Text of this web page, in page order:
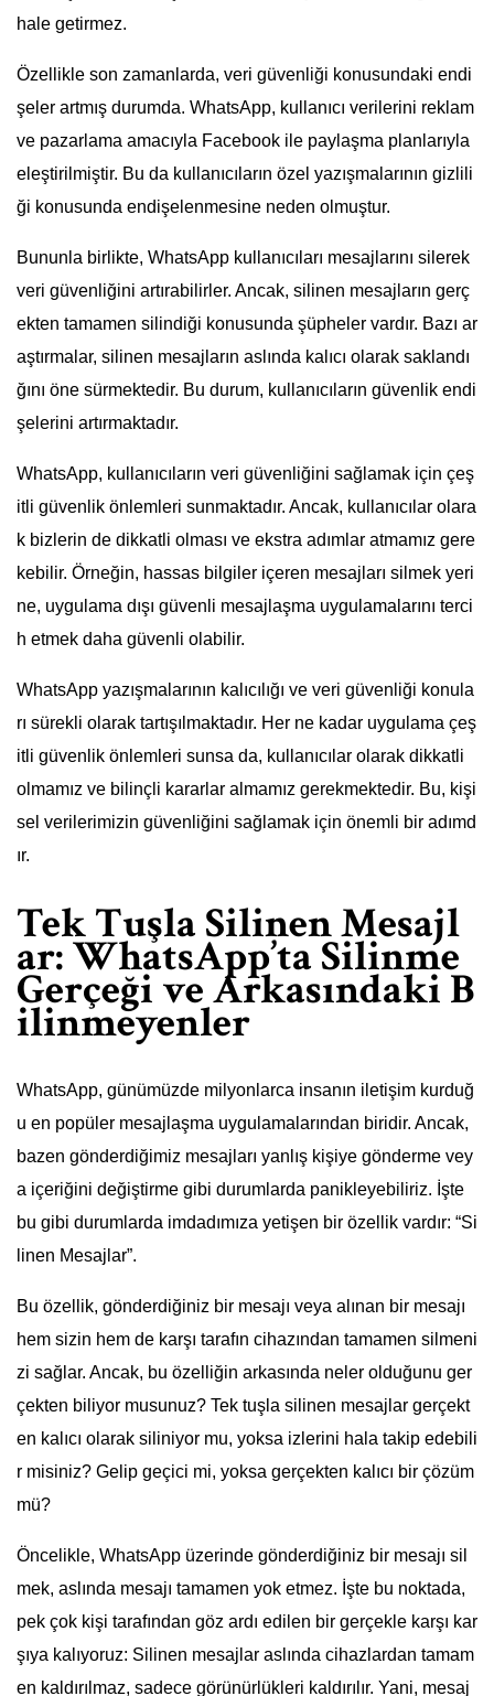
hale getirmez.
Özellikle son zamanlarda, veri güvenliği konusundaki endi
şeler artmış durumda. WhatsApp, kullanıcı verilerini reklam
ve pazarlama amacıyla Facebook ile paylaşma planlarıyla
eleştirilmiştir. Bu da kullanıcıların özel yazışmalarının gizlili
ği konusunda endişelenmesine neden olmuştur.
Bununla birlikte, WhatsApp kullanıcıları mesajlarını silerek
veri güvenliğini artırabilirler. Ancak, silinen mesajların gerç
ekten tamamen silindiği konusunda şüpheler vardır. Bazı ar
aştırmalar, silinen mesajların aslında kalıcı olarak saklandı
ğını öne sürmektedir. Bu durum, kullanıcıların güvenlik endi
şelerini artırmaktadır.
WhatsApp, kullanıcıların veri güvenliğini sağlamak için çeş
itli güvenlik önlemleri sunmaktadır. Ancak, kullanıcılar olara
k bizlerin de dikkatli olması ve ekstra adımlar atmamız gere
kebilir. Örneğin, hassas bilgiler içeren mesajları silmek yeri
ne, uygulama dışı güvenli mesajlaşma uygulamalarını terci
h etmek daha güvenli olabilir.
WhatsApp yazışmalarının kalıcılığı ve veri güvenliği konula
rı sürekli olarak tartışılmaktadır. Her ne kadar uygulama çeş
itli güvenlik önlemleri sunsa da, kullanıcılar olarak dikkatli
olmamız ve bilinçli kararlar almamız gerekmektedir. Bu, kişi
sel verilerimizin güvenliğini sağlamak için önemli bir adımd
ır.
Tek Tuşla Silinen Mesajl
ar: WhatsApp’ta Silinme
Gerçeği ve Arkasındaki B
ilinmeyenler
WhatsApp, günümüzde milyonlarca insanın iletişim kurduğ
u en popüler mesajlaşma uygulamalarından biridir. Ancak,
bazen gönderdiğimiz mesajları yanlış kişiye gönderme vey
a içeriğini değiştirme gibi durumlarda panikleyebiliriz. İşte
bu gibi durumlarda imdadımıza yetişen bir özellik vardır: “Si
linen Mesajlar”.
Bu özellik, gönderdiğiniz bir mesajı veya alınan bir mesajı
hem sizin hem de karşı tarafın cihazından tamamen silmeni
zi sağlar. Ancak, bu özelliğin arkasında neler olduğunu ger
çekten biliyor musunuz? Tek tuşla silinen mesajlar gerçekt
en kalıcı olarak siliniyor mu, yoksa izlerini hala takip edebili
r misiniz? Gelip geçici mi, yoksa gerçekten kalıcı bir çözüm
mü?
Öncelikle, WhatsApp üzerinde gönderdiğiniz bir mesajı sil
mek, aslında mesajı tamamen yok etmez. İşte bu noktada,
pek çok kişi tarafından göz ardı edilen bir gerçekle karşı kar
şıya kalıyoruz: Silinen mesajlar aslında cihazlardan tamam
en kaldırılmaz, sadece görünürlükleri kaldırılır. Yani, mesaj